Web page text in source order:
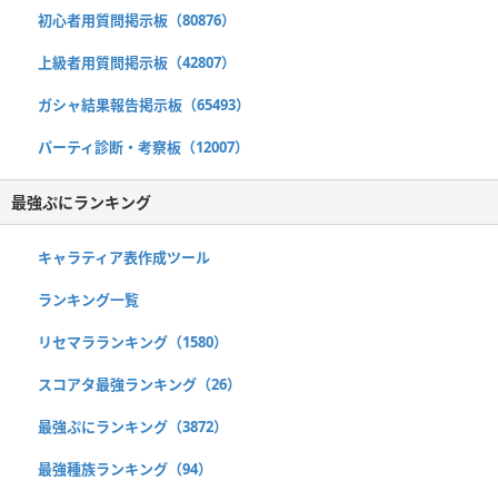
初心者用質問掲示板（80876）
上級者用質問掲示板（42807）
ガシャ結果報告掲示板（65493）
パーティ診断・考察板（12007）
最強ぷにランキング
キャラティア表作成ツール
ランキング一覧
リセマラランキング（1580）
スコアタ最強ランキング（26）
最強ぷにランキング（3872）
最強種族ランキング（94）